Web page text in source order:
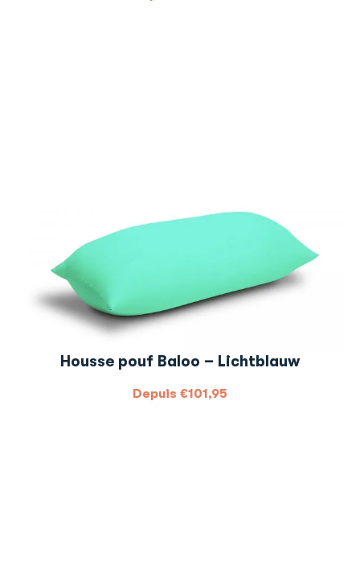
Housse pouf Baloo – Lichtblauw
Depuis €101,95